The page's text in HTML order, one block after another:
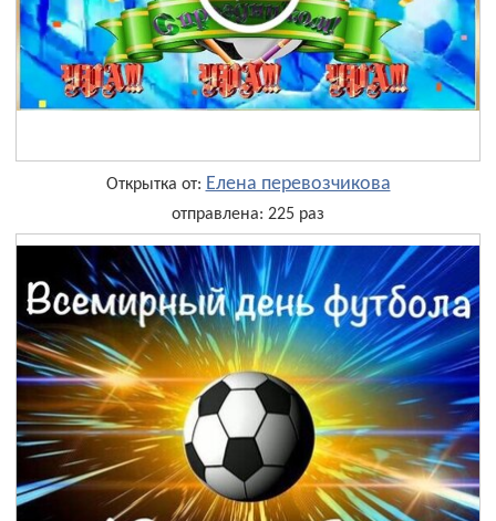
Открытка от: Елена перевозчикова
отправлена: 225 раз